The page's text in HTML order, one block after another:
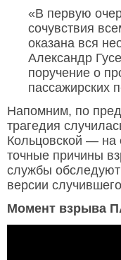
«В первую
сочувствия
оказана вся
Александр
поручение о
пассажирских
Напомним, по
трагедия
Кольцовской — на
точные причины
службы
версии
Момент взрыва